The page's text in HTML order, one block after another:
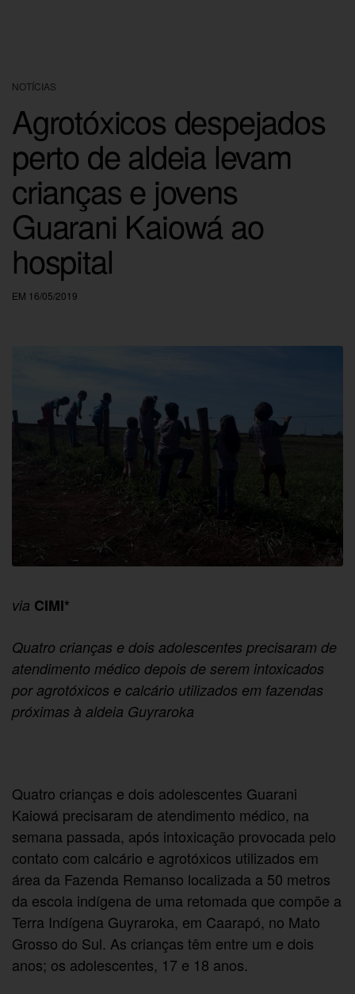
NOTÍCIAS
Agrotóxicos despejados
perto de aldeia levam
crianças e jovens
Guarani Kaiowá ao
hospital
EM 16/05/2019
via CIMI*
Quatro crianças e dois adolescentes precisaram de
atendimento médico depois de serem intoxicados
por agrotóxicos e calcário utilizados em fazendas
próximas à aldeia Guyraroka
Quatro crianças e dois adolescentes Guarani
Kaiowá precisaram de atendimento médico, na
semana passada, após intoxicação provocada pelo
contato com calcário e agrotóxicos utilizados em
área da Fazenda Remanso localizada a 50 metros
da escola indígena de uma retomada que compõe a
Terra Indígena Guyraroka, em Caarapó, no Mato
Grosso do Sul. As crianças têm entre um e dois
anos; os adolescentes, 17 e 18 anos.